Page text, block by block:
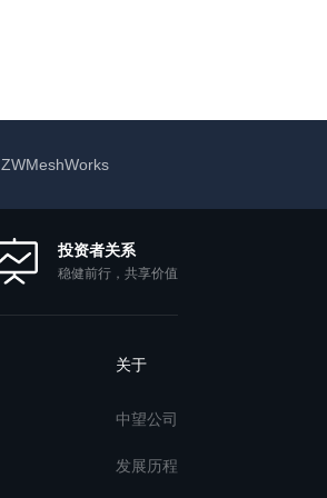
ZWMeshWorks
投资者关系
稳健前行，共享价值
关于
中望公司
发展历程